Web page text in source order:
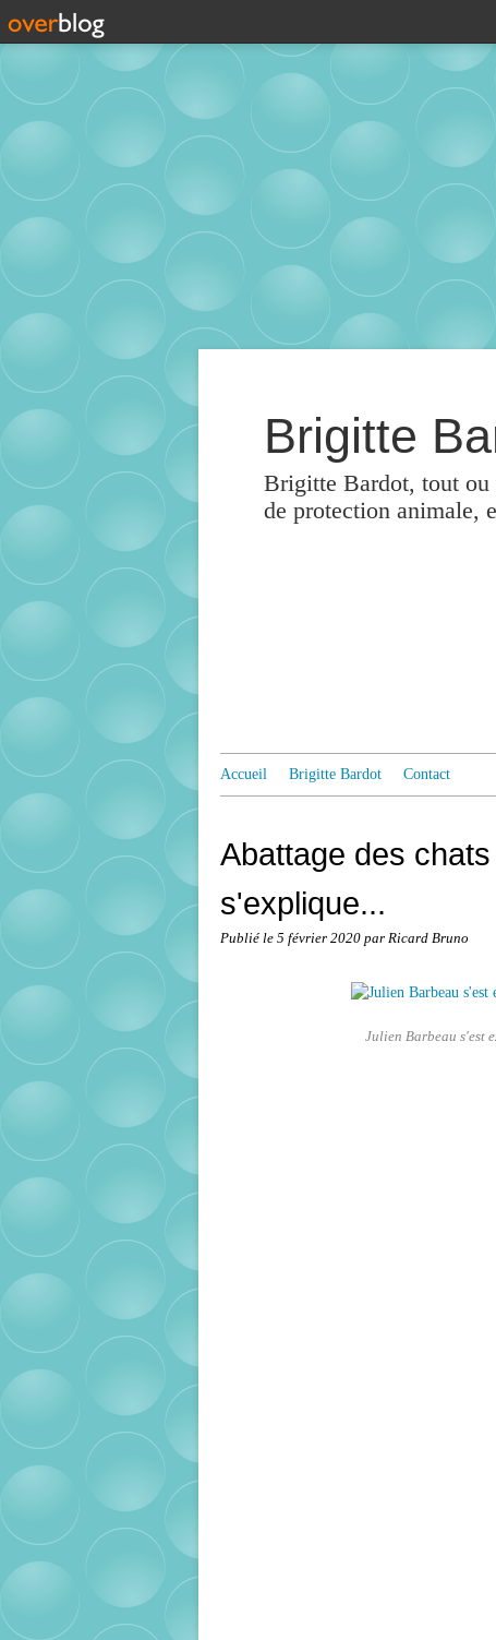
Brigitte
Brigitte Bardot, tout ou
de protection animale,
Accueil Brigitte Bardot Contact
Abattage des
s'explique...
Publié le 5 février 2020 par Ricard Bruno
Julien Barbeau s'est